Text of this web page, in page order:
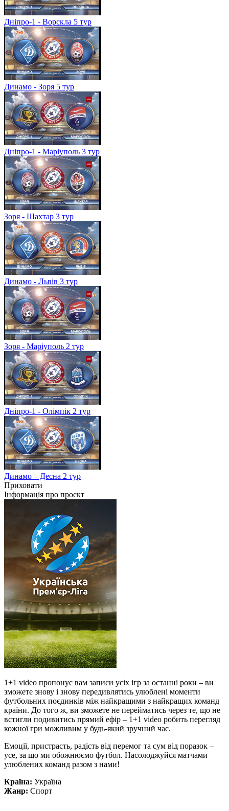
Дніпро-1 - Ворскла 5 тур
Динамо - Зоря 5 тур
Дніпро-1 - Маріуполь 3 тур
Зоря - Шахтар 3 тур
Динамо - Львів 3 тур
Зоря - Маріуполь 2 тур
Дніпро-1 - Олімпік 2 тур
Динамо – Десна 2 тур
Приховати
Інформація про проєкт
1+1 video пропонує вам записи усіх ігр за останні роки – ви
зможете знову і знову передивлятись улюблені моменти
футбольних поєдинків між найкращими з найкращих команд
країни. До того ж, ви зможете не перейматись через те, що не
встигли подивитись прямий ефір – 1+1 video робить перегляд
кожної гри можливим у будь-який зручний час.
Емоції, пристрасть, радість від перемог та сум від поразок –
усе, за що ми обожнюємо футбол. Насолоджуйся матчами
улюблених команд разом з нами!
Країна: Україна
Жанр: Спорт